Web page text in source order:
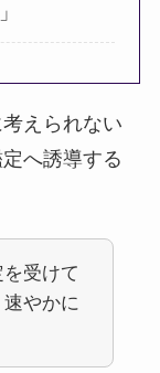
えられない
へ誘導する
受けて
やかに